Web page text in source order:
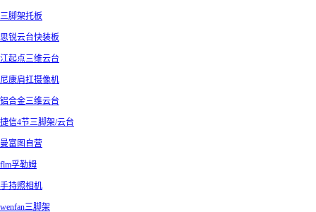
三脚架托板
思锐云台快装板
江起点三维云台
尼康肩扛摄像机
铝合金三维云台
捷信4节三脚架/云台
曼富图自营
flm孚勒姆
手持照相机
wenfan三脚架